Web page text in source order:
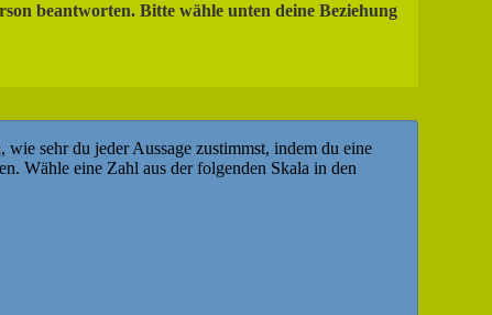
beantworten. Bitte wähle unten deine Beziehung
sehr du jeder Aussage zustimmst, indem du eine
Wähle eine Zahl aus der folgenden Skala in den